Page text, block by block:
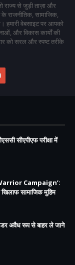
राज्य से जुड़ी ताज़ा और
राजनीतिक, सामाजिक,
हमारी वेबसाइट पर आपको
और विकास कार्यों की
को सरल और स्पष्ट तरीके
सीएपीएफ परीक्षा में
Warrior Campaign’:
सामाजिक मुहिम
अवैध रूप से बाहर ले जाने